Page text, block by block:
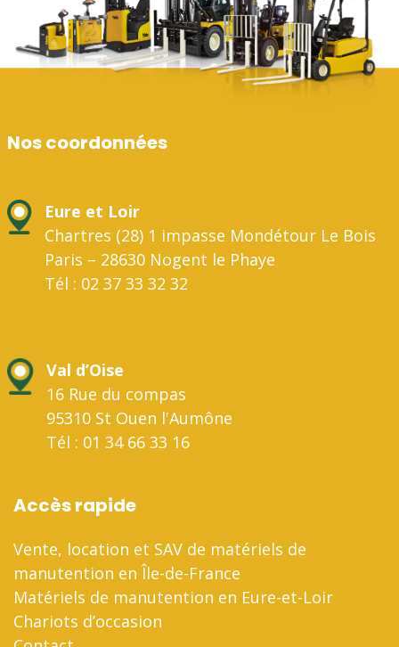
Nos coordonnées
Eure et Loir
Chartres (28) 1 impasse Mondétour Le Bois
Paris – 28630 Nogent le Phaye
Tél : 02 37 33 32 32
Val d’Oise
16 Rue du compas
95310 St Ouen l'Aumône
Tél : 01 34 66 33 16
Accès rapide
Vente, location et SAV de matériels de
manutention en Île-de-France
Matériels de manutention en Eure-et-Loir
Chariots d’occasion